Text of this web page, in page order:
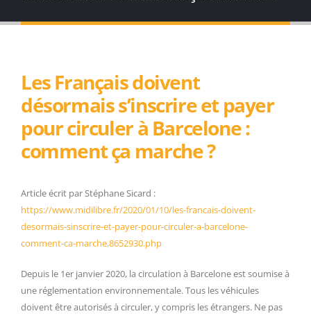
Les Français doivent
désormais s’inscrire et payer
pour circuler à Barcelone :
comment ça marche ?
Article écrit par Stéphane Sicard :
https://www.midilibre.fr/2020/01/10/les-francais-doivent-
desormais-sinscrire-et-payer-pour-circuler-a-barcelone-
comment-ca-marche,8652930.php
Depuis le 1er janvier 2020, la circulation à Barcelone est soumise à
une réglementation environnementale. Tous les véhicules
doivent être autorisés à circuler, y compris les étrangers. Ne pas